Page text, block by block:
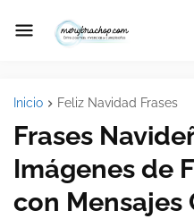
Inicio Feliz Navidad Frases
Frases
Imágenes de
con Mensajes